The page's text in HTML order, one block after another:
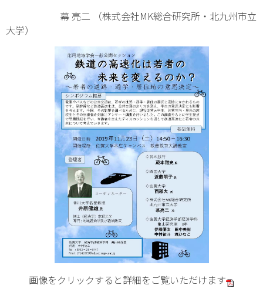
幕 亮二 （株式会社MK総合研究所・北九州市立
大学）
画像をクリックすると詳細をご覧いただけます